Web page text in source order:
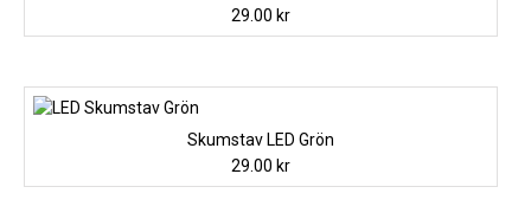
29.00 kr
Skumstav LED Grön
29.00 kr